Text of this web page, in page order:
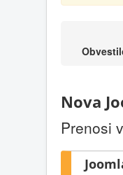
Nova
Prenosi